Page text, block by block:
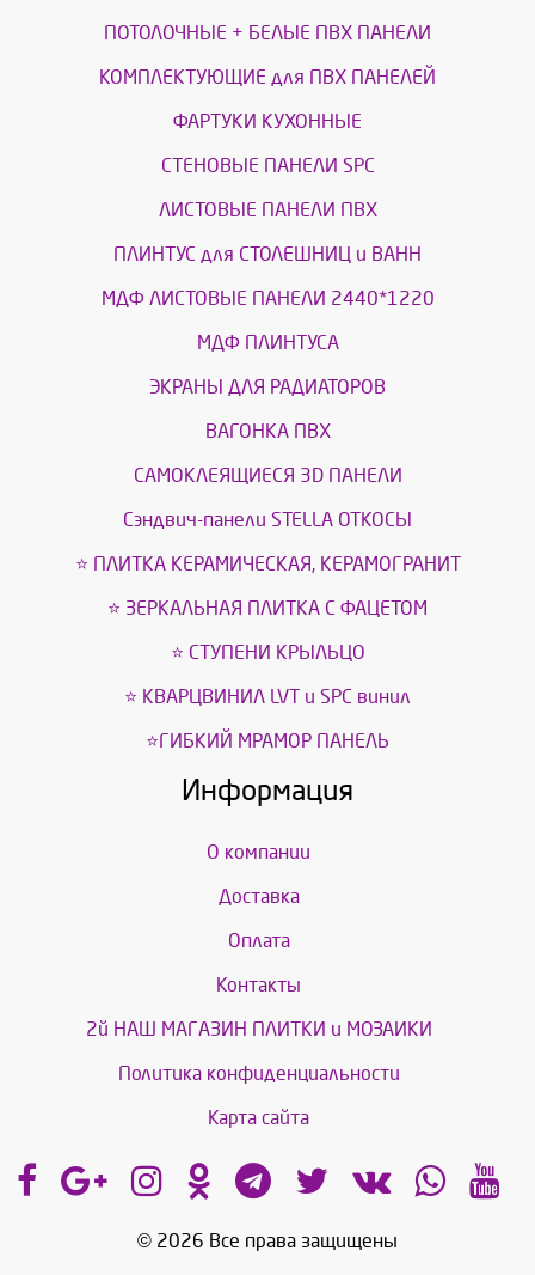
ПОТОЛОЧНЫЕ + БЕЛЫЕ ПВХ ПАНЕЛИ
КОМПЛЕКТУЮЩИЕ для ПВХ ПАНЕЛЕЙ
ФАРТУКИ КУХОННЫЕ
СТЕНОВЫЕ ПАНЕЛИ SPC
ЛИСТОВЫЕ ПАНЕЛИ ПВХ
ПЛИНТУС для СТОЛЕШНИЦ и ВАНН
МДФ ЛИСТОВЫЕ ПАНЕЛИ 2440*1220
МДФ ПЛИНТУСА
ЭКРАНЫ ДЛЯ РАДИАТОРОВ
ВАГОНКА ПВХ
САМОКЛЕЯЩИЕСЯ 3D ПАНЕЛИ
Сэндвич-панели STELLA ОТКОСЫ
⭐ ПЛИТКА КЕРАМИЧЕСКАЯ, КЕРАМОГРАНИТ
⭐ ЗЕРКАЛЬНАЯ ПЛИТКА С ФАЦЕТОМ
⭐ СТУПЕНИ КРЫЛЬЦО
⭐ КВАРЦВИНИЛ LVT и SPС винил
⭐ГИБКИЙ МРАМОР ПАНЕЛЬ
Информация
О компании
Доставка
Оплата
Контакты
2й НАШ МАГАЗИН ПЛИТКИ и МОЗАИКИ
Политика конфиденциальности
Карта сайта
© 2026 Все права защищены